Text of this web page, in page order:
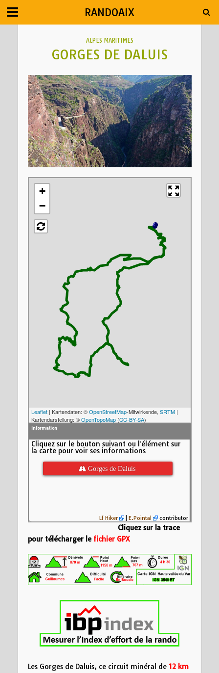
RANDOAIX
ALPES MARITIMES
GORGES DE DALUIS
+
−
Leaflet| Kartendaten: ©OpenStreetMap-Mitwirkende, SRTM|
Kartendarstellung: ©OpenTopoMap(CC-BY-SA)
 Gorges de Daluis
1000
6
Distance (km)
Nom:Gorges de
Distance:
Altitude minimum:
Altitude maximum:
Information
Cliquez sur le bouton suivant ou l′élément sur
la carte pour voir ses informations
Lf Hiker | E.Pointal contributor
Cliquez sur la trace
pour télécharger le fichier GPX
Les Gorges de Daluis, ce circuit minéral de 12 km